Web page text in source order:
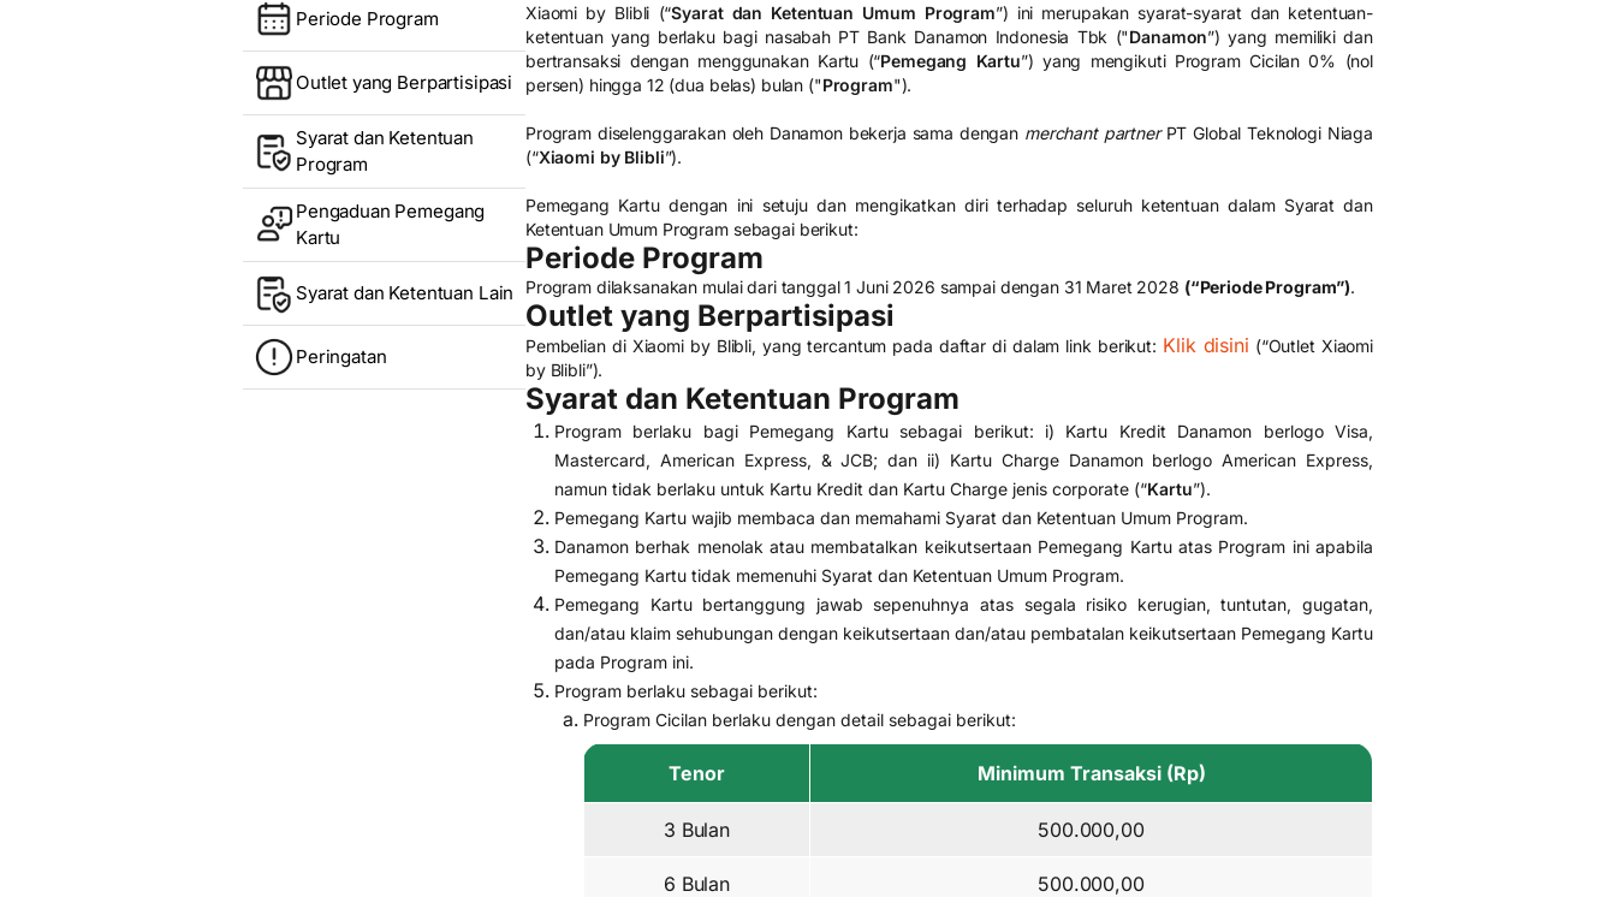
Periode Program
Outlet yang Berpartisipasi
Syarat dan Ketentuan
Program
Pengaduan Pemegang
Kartu
Syarat dan Ketentuan Lain
Peringatan
Xiaomi by Blibli (“Syarat dan Ketentuan Umum Program”) ini merupakan syarat-syarat dan ketentuan-
ketentuan yang berlaku bagi nasabah PT Bank Danamon Indonesia Tbk ("Danamon”) yang memiliki dan
bertransaksi dengan menggunakan Kartu (“Pemegang Kartu”) yang mengikuti Program Cicilan 0% (nol
persen) hingga 12 (dua belas) bulan ("Program").
Program diselenggarakan oleh Danamon bekerja sama dengan merchant partnerPT Global Teknologi Niaga
(“Xiaomi by Blibli”).
Pemegang Kartu dengan ini setuju dan mengikatkan diri terhadap seluruh ketentuan dalam Syarat dan
Ketentuan Umum Program sebagai berikut:
Periode Program
Program dilaksanakan mulai dari tanggal 1 Juni 2026 sampai dengan 31 Maret 2028 (“Periode Program”).
Outlet yang Berpartisipasi
Pembelian di Xiaomi by Blibli, yang tercantum pada daftar di dalam link berikut: Klik disini (“Outlet Xiaomi
by Blibli”).
Syarat dan Ketentuan Program
Program berlaku bagi Pemegang Kartu sebagai berikut: i) Kartu Kredit Danamon berlogo Visa,
Mastercard, American Express, & JCB; dan ii) Kartu Charge Danamon berlogo American Express,
namun tidak berlaku untuk Kartu Kredit dan Kartu Charge jenis corporate (“Kartu”).
Pemegang Kartu wajib membaca dan memahami Syarat dan Ketentuan Umum Program.
Danamon berhak menolak atau membatalkan keikutsertaan Pemegang Kartu atas Program ini apabila
Pemegang Kartu tidak memenuhi Syarat dan Ketentuan Umum Program.
Pemegang Kartu bertanggung jawab sepenuhnya atas segala risiko kerugian, tuntutan, gugatan,
dan/atau klaim sehubungan dengan keikutsertaan dan/atau pembatalan keikutsertaan Pemegang Kartu
pada Program ini.
Program berlaku sebagai berikut:
Program Cicilan berlaku dengan detail sebagai berikut:
Tenor Minimum Transaksi (Rp)
3 Bulan 500.000,00
6 Bulan 500.000,00